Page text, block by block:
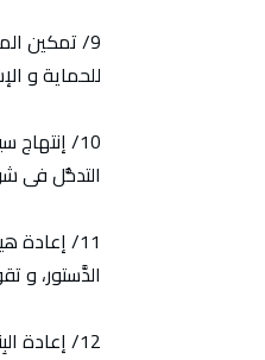
9/ تمكين
للحماية و
10/
التدخُّل فى
11/
الدَّستور، و
12/ إعادة البِناء المؤسَّسي للخدمة المدنية بما يضمن إستقلاليتها و قوميتها و كفاءَتها المِهنية.